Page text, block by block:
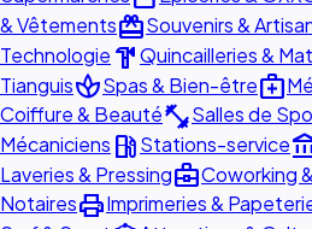
& VêtementsredeemSouvenirs &
Technologie hardwareQuincailleries &
TianguisspaSpas & Bien-êtremedical_services
Coiffure & Beautéfitness_centerSalles de
Mécaniciens local_gas_stationStations-service
Laveries & Pressingbusiness_centerCoworking
NotairesprintImprimeries &